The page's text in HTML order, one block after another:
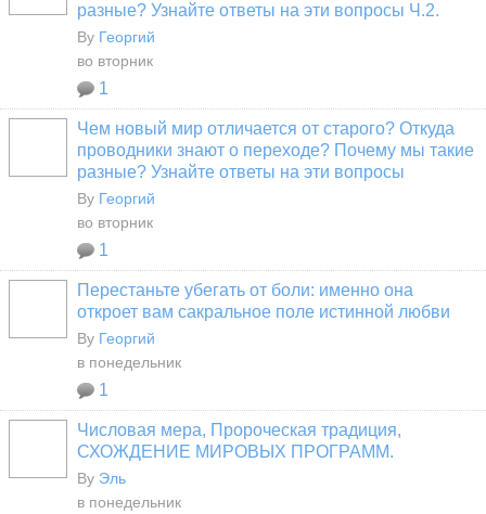
разные? Узнайте ответы на эти вопросы Ч.2.
By Георгий
во вторник
1
Чем новый мир отличается от старого? Откуда
проводники знают о переходе? Почему мы такие
разные? Узнайте ответы на эти вопросы
By Георгий
во вторник
1
Перестаньте убегать от боли: именно она
откроет вам сакральное поле истинной любви
By Георгий
в понедельник
1
Числовая мера, Пророческая традиция,
СХОЖДЕНИЕ МИРОВЫХ ПРОГРАММ.
By Эль
в понедельник